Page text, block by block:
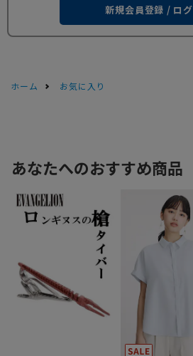
新規会員登録 / ロ
ホーム お気に入り